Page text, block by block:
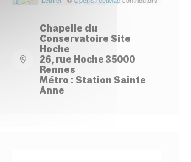
Chapelle du
Conservatoire Site
Hoche
26, rue Hoche 35000
Rennes
Métro : Station Sainte
Anne